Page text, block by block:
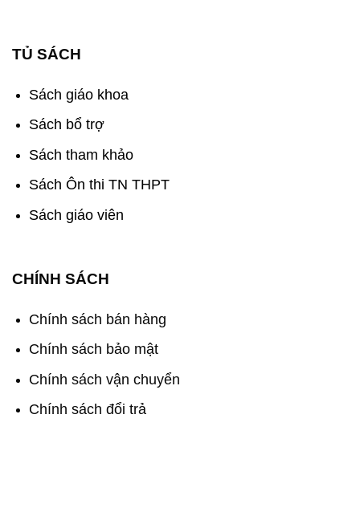
TỦ SÁCH
Sách giáo khoa
Sách bổ trợ
Sách tham khảo
Sách Ôn thi TN THPT
Sách giáo viên
CHÍNH SÁCH
Chính sách bán hàng
Chính sách bảo mật
Chính sách vận chuyển
Chính sách đổi trả